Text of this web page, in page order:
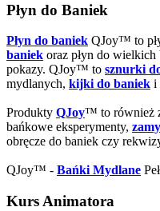
Płyn do Baniek
Płyn do baniek QJoy™ to
baniek oraz płyn do
pokazy. QJoy™ to sznurki
mydlanych, kijki do baniek i
Produkty QJoy™ to również
bańkowe eksperymenty,
obręcze do baniek czy
QJoy™ - Bańki Mydlane
Kurs Animatora